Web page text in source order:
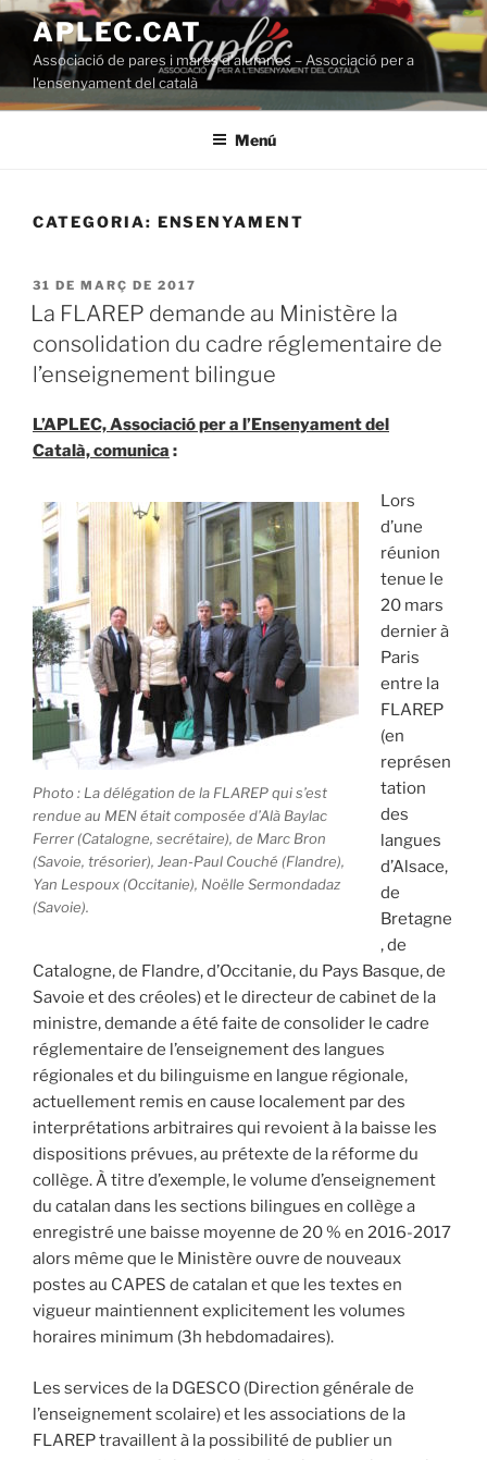
Vés
contingut
APLEC.CAT
Associació de pares i mares d'alumnes – Associació per a
l'ensenyament del català
Menú
CATEGORIA: ENSENYAMENT
PUBLICAT
A
31 DE MARÇ DE 2017
La FLAREP demande au Ministère la
consolidation du cadre réglementaire de
l’enseignement bilingue
L’APLEC, Associació per a l’Ensenyament del
Català,comunica :
Photo : La délégation de la FLAREP qui s’est
rendue au MEN était composée d’Alà Baylac
Ferrer (Catalogne, secrétaire), de Marc Bron
(Savoie, trésorier), Jean-Paul Couché (Flandre),
Yan Lespoux (Occitanie), Noëlle Sermondadaz
(Savoie).
Lors
d’une
réunion
tenue le
20 mars
dernier à
Paris
entre la
FLAREP
(en
représen
tation
des
langues
d’Alsace,
de
Bretagne
, de
Catalogne, de Flandre, d’Occitanie, du Pays Basque, de
Savoie et des créoles) et le directeur de cabinet de la
ministre, demande a été faite de consolider le cadre
réglementaire de l’enseignement des langues
régionales et du bilinguisme en langue régionale,
actuellement remis en cause localement par des
interprétations arbitraires qui revoient à la baisse les
dispositions prévues, au prétexte de la réforme du
collège. À titre d’exemple, le volume d’enseignement
du catalan dans les sections bilingues en collège a
enregistré une baisse moyenne de 20 % en 2016-2017
alors même que le Ministère ouvre de nouveaux
postes au CAPES de catalan et que les textes en
vigueur maintiennent explicitement les volumes
horaires minimum (3h hebdomadaires).
Les services de la DGESCO (Direction générale de
l’enseignement scolaire) et les associations de la
FLAREP travaillent à la possibilité de publier un